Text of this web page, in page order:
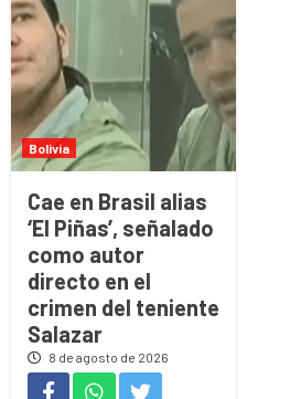
Bolivia
Cae en Brasil alias
‘El Piñas’, señalado
como autor
directo en el
crimen del teniente
Salazar
8 de agosto de 2026